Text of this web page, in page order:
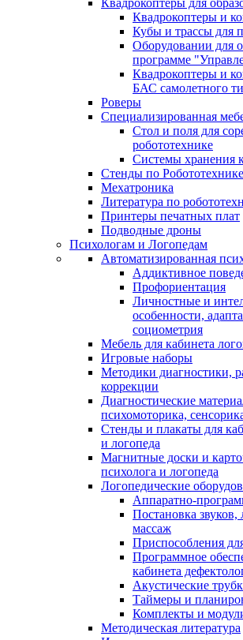
Квадрокоптеры для
Квадрокоптеры и
Кубы и трассы для
Оборудовании для
программе
Квадрокоптеры и
БАС самолетного
Роверы
Специализированная
Стол и поля для
робототехнике
Системы хранения
Стенды по Робототехнике
Мехатроника
Литература по
Принтеры печатных плат
Подводные дроны
Психологам и Логопедам
Автоматизированная
Аддиктивное
Профориентация
Личностные и
особенности,
социометрия
Мебель для кабинета
Игровые наборы
Методики диагностики,
коррекции
Диагностические
психомоторика,
Стенды и плакаты для
и логопеда
Магнитные доски и
психолога и логопеда
Логопедические
Аппаратно-
Постановка звуков,
массаж
Приспособления
Программное
кабинета
Акустические
Таймеры и
Комплекты и
Методическая литература